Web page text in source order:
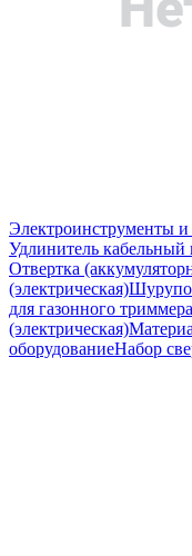
Электроинструменты и
Удлинитель кабельный
Отвертка
(электрическая)
для газонного триммера
(электрическая)
оборудованиеНабор